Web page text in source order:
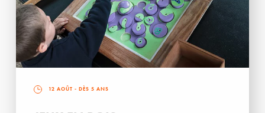
12 AOÛT - DÈS 5 ANS